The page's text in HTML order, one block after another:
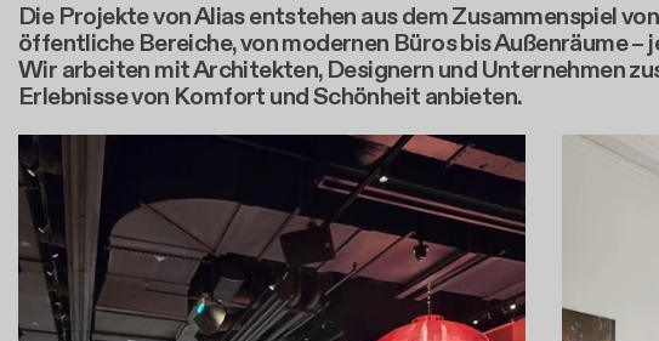
Die Projekte von Alias entstehen aus dem Zusammenspiel
öffentliche Bereiche, von modernen Büros bis Außenräume
Wir arbeiten mit Architekten, Designern und Unternehmen
Erlebnisse von Komfort und Schönheit anbieten.